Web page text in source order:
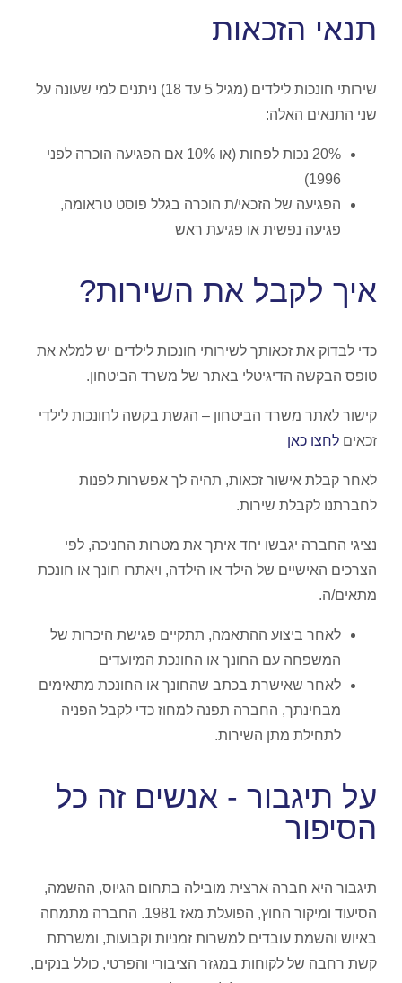
תנאי הזכאות
שירותי חונכות לילדים (מגיל 5 עד 18) ניתנים למי שעונה על
שני התנאים האלה:
20% נכות לפחות (או 10% אם הפגיעה הוכרה לפני
1996)
הפגיעה של הזכאי/ת הוכרה בגלל פוסט טראומה,
פגיעה נפשית או פגיעת ראש
איך לקבל את השירות?
כדי לבדוק את זכאותך לשירותי חונכות לילדים יש למלא את
טופס הבקשה הדיגיטלי באתר של משרד הביטחון.
קישור לאתר משרד הביטחון – הגשת בקשה לחונכות לילדי
זכאים לחצו כאן
לאחר קבלת אישור זכאות, תהיה לך אפשרות לפנות
לחברתנו לקבלת שירות.
נציגי החברה יגבשו יחד איתך את מטרות החניכה, לפי
הצרכים האישיים של הילד או הילדה, ויאתרו חונך או חונכת
מתאים/ה.
לאחר ביצוע ההתאמה, תתקיים פגישת היכרות של
המשפחה עם החונך או החונכת המיועדים
לאחר שאישרת בכתב שהחונך או החונכת מתאימים
מבחינתך, החברה תפנה למחוז כדי לקבל הפניה
לתחילת מתן השירות.
על תיגבור - אנשים זה כל
הסיפור
תיגבור היא חברה ארצית מובילה בתחום הגיוס, ההשמה,
הסיעוד ומיקור החוץ, הפועלת מאז 1981. החברה מתמחה
באיוש והשמת עובדים למשרות זמניות וקבועות, ומשרתת
קשת רחבה של לקוחות במגזר הציבורי והפרטי, כולל בנקים,